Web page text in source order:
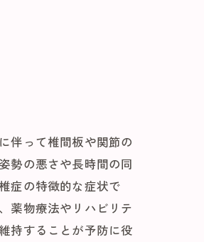
伴って椎間板や関節の
勢の悪さや長時間の同
症の特徴的な症状で
薬物療法やリハビリテ
持することが予防に役